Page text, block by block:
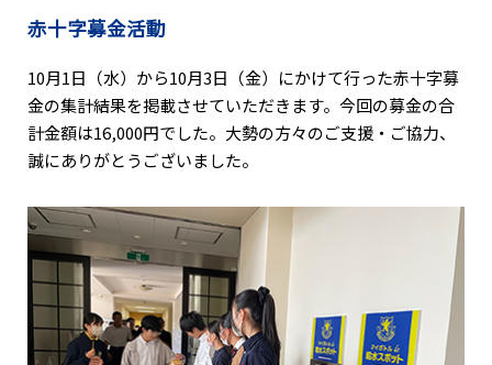
赤十字募金活動
10月1日（水）から10月3日（金）にかけて行った赤十字募
金の集計結果を掲載させていただきます。今回の募金の合
計金額は16,000円でした。大勢の方々のご支援・ご協力、
誠にありがとうございました。